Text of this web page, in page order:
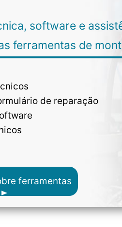
software e
ferramentas de
de reparação
ferramentas